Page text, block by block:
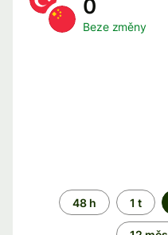
0
Beze změny
Časové
období
48 h 1 t